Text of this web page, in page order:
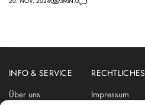
INFO & SERVICE
Über uns
RECHTLICHES
Impressum